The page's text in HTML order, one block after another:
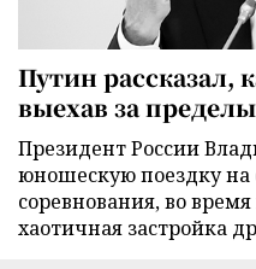
Путин рассказал,
выехав за
Президент России
юношескую поездку на
соревнования, во
хаотичная застройка